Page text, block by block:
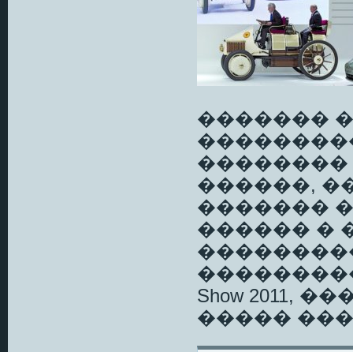
�������
�������� �
������,
�������
������ �
Show 2011,
�����